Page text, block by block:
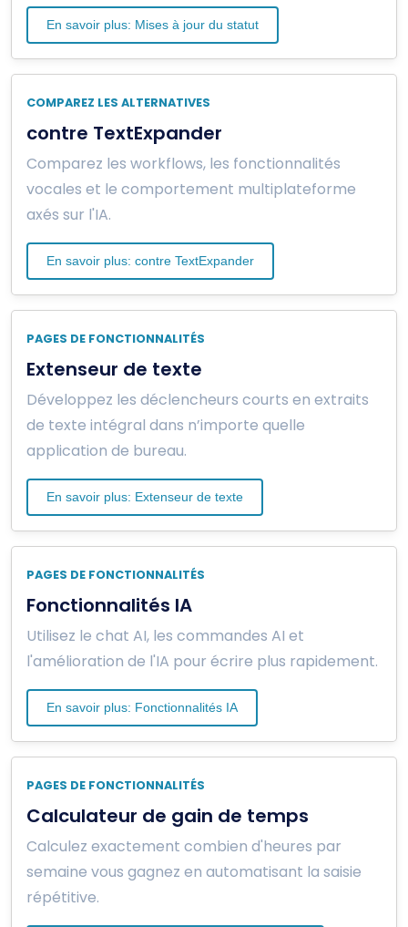
En savoir plus: Mises à jour du statut
COMPAREZ LES ALTERNATIVES
contre TextExpander
Comparez les workflows, les fonctionnalités
vocales et le comportement multiplateforme
axés sur l'IA.
En savoir plus: contre TextExpander
PAGES DE FONCTIONNALITÉS
Extenseur de texte
Développez les déclencheurs courts en extraits
de texte intégral dans n’importe quelle
application de bureau.
En savoir plus: Extenseur de texte
PAGES DE FONCTIONNALITÉS
Fonctionnalités IA
Utilisez le chat AI, les commandes AI et
l'amélioration de l'IA pour écrire plus rapidement.
En savoir plus: Fonctionnalités IA
PAGES DE FONCTIONNALITÉS
Calculateur de gain de temps
Calculez exactement combien d'heures par
semaine vous gagnez en automatisant la saisie
répétitive.